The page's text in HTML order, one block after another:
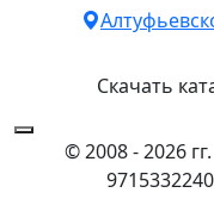
Скачать
© 2008 - 2026